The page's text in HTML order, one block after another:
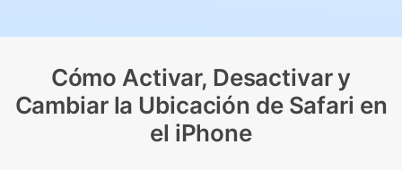
Protección del Móvil
Encuentra Más Soluciones
Cómo Activar, Desactivar y
Cambiar la Ubicación de Safari en
el iPhone